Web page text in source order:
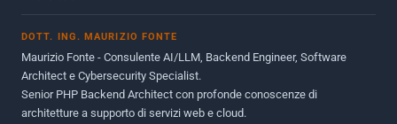
Giugno 2012
Maggio 2011
Dicembre 2010
DOTT. ING. MAURIZIO FONTE
Maurizio Fonte - Consulente AI/LLM, Backend Engineer, Software
Architect e Cybersecurity Specialist.
Senior PHP Backend Architect con profonde conoscenze di
architetture a supporto di servizi web e cloud.